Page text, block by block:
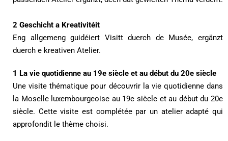
2 Geschicht a Kreativitéit
Eng allgemeng guidéiert Visitt duerch de Musée, ergänzt
duerch e kreativen Atelier.
1 La vie quotidienne au 19e siècle et au début du 20e siècle
Une visite thématique pour découvrir la vie quotidienne dans
la Moselle luxembourgeoise au 19e siècle et au début du 20e
siècle. Cette visite est complétée par un atelier adapté qui
approfondit le thème choisi.